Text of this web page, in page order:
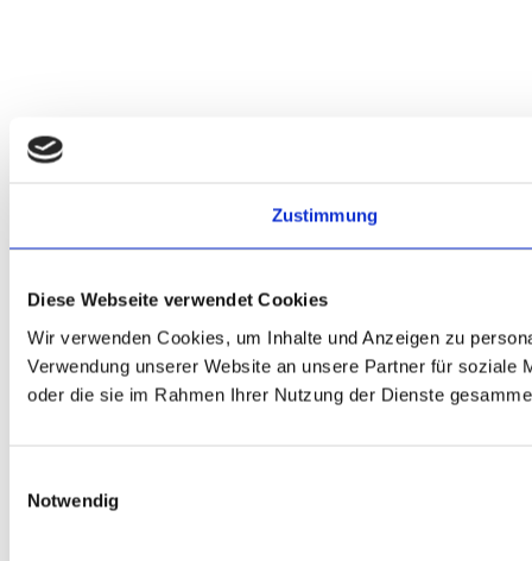
Zustimmung
Diese Webseite verwendet Cookies
Wir verwenden Cookies, um Inhalte und Anzeigen zu
Verwendung unserer Website an unsere Partner für soziale
oder die sie im Rahmen Ihrer Nutzung der Dienste
Notwendig